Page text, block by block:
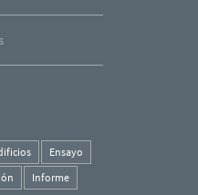
Ensayo
Informe